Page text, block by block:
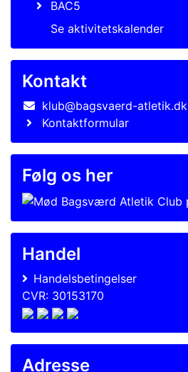
BAC5
Se aktivitetskalender
Kontakt
klub@bagsvaerd-atletik.dk
Kontaktformular
Følg os her
Handel
Handelsbetingelser
CVR: 30153170
Adresse